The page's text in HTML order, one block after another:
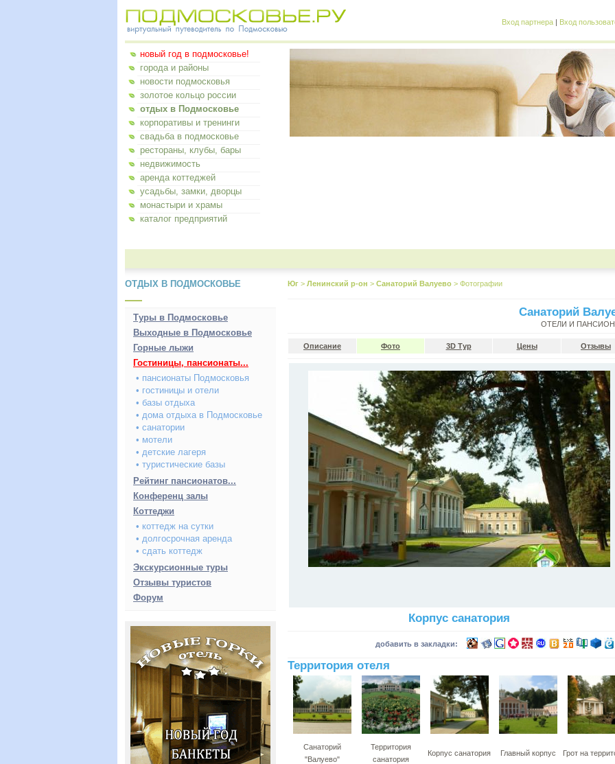
Вход партнера | Вход
новый год в подмосковье!
города и районы
новости подмосковья
золотое кольцо россии
отдых в Подмосковье
корпоративы и тренинги
свадьба в подмосковье
рестораны, клубы, бары
недвижимость
аренда коттеджей
усадьбы, замки, дворцы
монастыри и храмы
каталог предприятий
ОТДЫХ В ПОДМОСКОВЬЕ
Туры в Подмосковье
Выходные в Подмосковье
Горные лыжи
Гостиницы, пансионаты...
• пансионаты Подмосковья
• гостиницы и отели
• базы отдыха
• дома отдыха в Подмосковье
• санатории
• мотели
• детские лагеря
• туристические базы
Рейтинг пансионатов...
Конференц залы
Коттеджи
• коттедж на сутки
• долгосрочная аренда
• сдать коттедж
Экскурсионные туры
Отзывы туристов
Форум
Юг > Ленинский р-он > Санаторий Валуево > Фотографии
Санаторий
ОТЕЛИ И
Описание Фото 3D Тур Цены Отзывы
Корпус санатория
добавить в закладки:
Территория отеля
Санаторий
"Валуево"
Территория
санатория
Корпус санатория Главный корпус Грот на